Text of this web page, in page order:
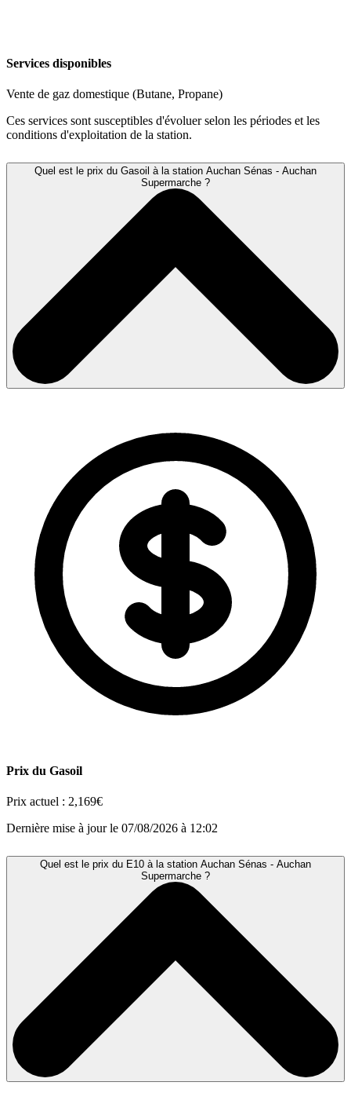
Services disponibles
Vente de gaz domestique (Butane, Propane)
Ces services sont susceptibles d'évoluer selon les périodes et les
conditions d'exploitation de la station.
Quel est le prix du Gasoil à la station Auchan Sénas - Auchan
Supermarche ?
Prix du Gasoil
Prix actuel : 2,169€
Dernière mise à jour le 07/08/2026 à 12:02
Quel est le prix du E10 à la station Auchan Sénas - Auchan
Supermarche ?